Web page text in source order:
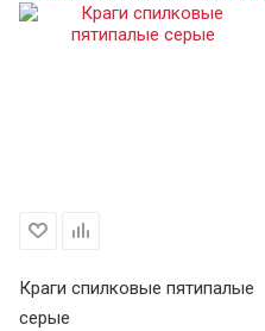
Краги спилковые пятипалые
серые